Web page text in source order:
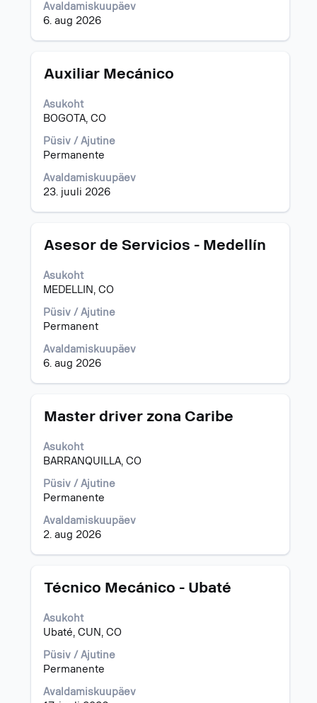
Avaldamiskuupäev
6. aug 2026
Ametinimetus
Auxiliar Mecánico
Asukoht
BOGOTA, CO
Püsiv / Ajutine
Permanente
Avaldamiskuupäev
23. juuli 2026
Töö
täieliku
sisu
kuvamiseks
valige
tühikuklahviga.
Ametinimetus
Asesor de Servicios - Medellín
Asukoht
MEDELLIN, CO
Püsiv / Ajutine
Permanent
Avaldamiskuupäev
6. aug 2026
Töö
täieliku
sisu
kuvamiseks
valige
tühikuklahviga.
Ametinimetus
Master driver zona Caribe
Asukoht
BARRANQUILLA, CO
Püsiv / Ajutine
Permanente
Avaldamiskuupäev
2. aug 2026
Töö
täieliku
sisu
kuvamiseks
valige
tühikuklahviga.
Ametinimetus
Técnico Mecánico - Ubaté
Asukoht
Ubaté, CUN, CO
Püsiv / Ajutine
Permanente
Avaldamiskuupäev
Töö
täieliku
sisu
kuvamiseks
valige
tühikuklahviga.